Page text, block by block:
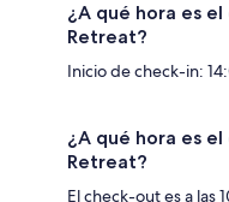
¿A qué hora es
Retreat?
Inicio de check-in:
¿A qué hora es
Retreat?
El check-out es a las